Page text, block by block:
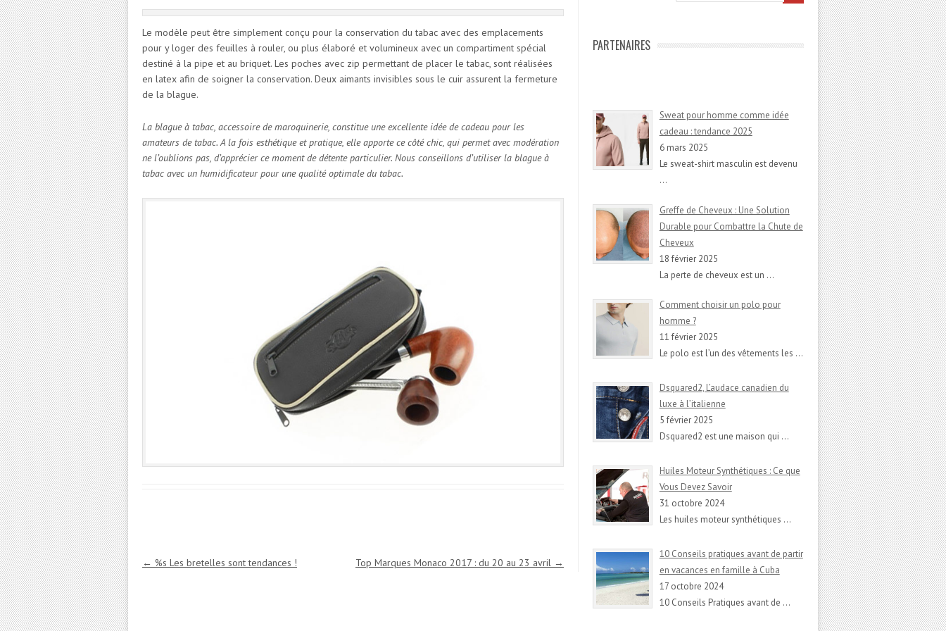
Le modèle peut être simplement conçu pour la conservation du tabac avec des emplacements
pour y loger des feuilles à rouler, ou plus élaboré et volumineux avec un compartiment spécial
destiné à la pipe et au briquet. Les poches avec zip permettant de placer le tabac, sont réalisées
en latex afin de soigner la conservation. Deux aimants invisibles sous le cuir assurent la fermeture
de la blague.
La blague à tabac, accessoire de maroquinerie, constitue une excellente idée de cadeau pour les
amateurs de tabac. A la fois esthétique et pratique, elle apporte ce côté chic, qui permet avec modération
ne l’oublions pas, d’apprécier ce moment de détente particulier. Nous conseillons d’utiliser la blague à
tabac avec un humidificateur pour une qualité optimale du tabac.
Navigation des articles
← %s Les bretelles sont tendances ! Top Marques Monaco 2017 : du 20 au 23 avril →
PARTENAIRES
Sweat pour homme comme idée
cadeau : tendance 2025
6 mars 2025
Le sweat-shirt masculin est devenu
…
Greffe de Cheveux : Une Solution
Durable pour Combattre la Chute de
Cheveux
18 février 2025
La perte de cheveux est un …
Comment choisir un polo pour
homme ?
11 février 2025
Le polo est l’un des vêtements les …
Dsquared2, L’audace canadien du
luxe à l’italienne
5 février 2025
Dsquared2 est une maison qui …
Huiles Moteur Synthétiques : Ce que
Vous Devez Savoir
31 octobre 2024
Les huiles moteur synthétiques …
10 Conseils pratiques avant de partir
en vacances en famille à Cuba
17 octobre 2024
10 Conseils Pratiques avant de …